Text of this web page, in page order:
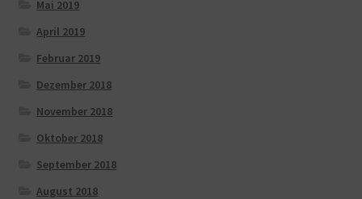
Mai 2019
April 2019
Februar 2019
Dezember 2018
November 2018
Oktober 2018
September 2018
August 2018